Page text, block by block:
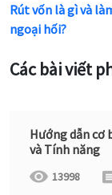
Rút vốn là gì và
ngoại hối?
Các bài viết
Hướng dẫn cơ
và Tính năng
13998